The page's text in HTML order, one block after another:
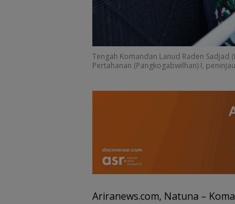
Tengah Komandan Lanud Raden Sadjad
Pertahanan (Pangkogabwilhan) I,
Ariranews.com, Natuna –